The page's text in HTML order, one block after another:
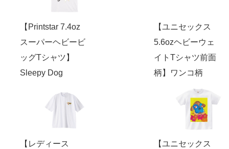
【Printstar 7.4oz
スーパーヘビービ
ッグTシャツ】
Sleepy Dog
【ユニセックス
5.6ozヘビーウェ
イトTシャツ前面
柄】ワンコ柄
【レディース
【ユニセックス